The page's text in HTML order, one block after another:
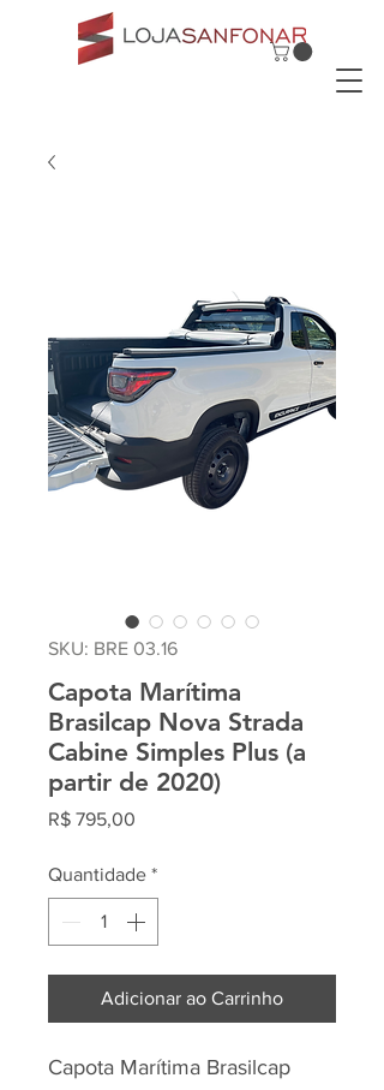
SKU: BRE 03.16
Capota Marítima
Brasilcap Nova Strada
Cabine Simples Plus (a
partir de 2020)
R$ 795,00
Quantidade *
Adicionar ao Carrinho
Capota Marítima Brasilcap